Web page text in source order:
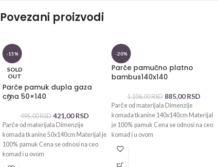
Povezani proizvodi
-15%
SOLD
OUT
Parče pamuk dupla gaza
crna 50×140
495,00RSD 421,00RSD
Parče od materijala Dimenzije
komada tkanine 50x140cm Materijal je
100% pamuk Cena se odnosi na ceo
komad i u ovom
-20%
Parče pamučno platno
bambus140x140
1.106,00RSD 885,00RSD
Parče od materijala Dimenzije
komada tkanine 140x140cm Materijal
je 100% pamuk Cena se odnosi na ceo
komad i u ovom